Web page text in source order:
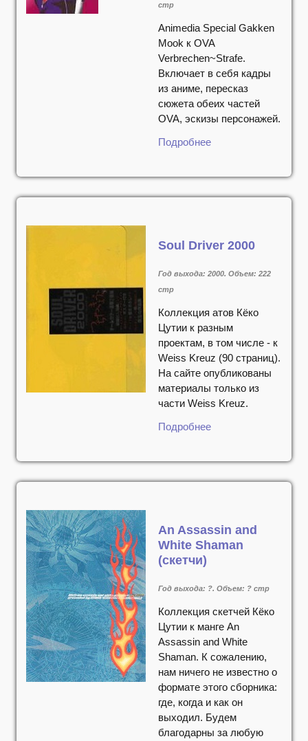
стр
Animedia Special Gakken
Mook к OVA
Verbrechen~Strafe.
Включает в себя кадры
из аниме, пересказ
сюжета обеих частей
OVA, эскизы персонажей.
Подробнее
Soul Driver 2000
Год выхода: 2000. Объем: 222
стр
Коллекция атов Кёко
Цутии к разным
проектам, в том числе - к
Weiss Kreuz (90 страниц).
На сайте опубликованы
материалы только из
части Weiss Kreuz.
Подробнее
An Assassin and
White Shaman
(скетчи)
Год выхода: ?. Объем: ? стр
Коллекция скетчей Кёко
Цутии к манге An
Assassin and White
Shaman. К сожалению,
нам ничего не известно о
формате этого сборника:
где, когда и как он
выходил. Будем
благодарны за любую